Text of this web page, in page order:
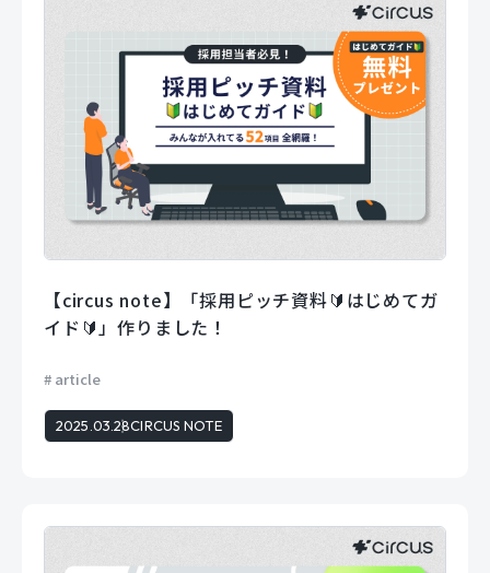
【circus note】「採用ピッチ資料🔰はじめてガ
イド🔰」作りました！
article
2025.03.28CIRCUS NOTE